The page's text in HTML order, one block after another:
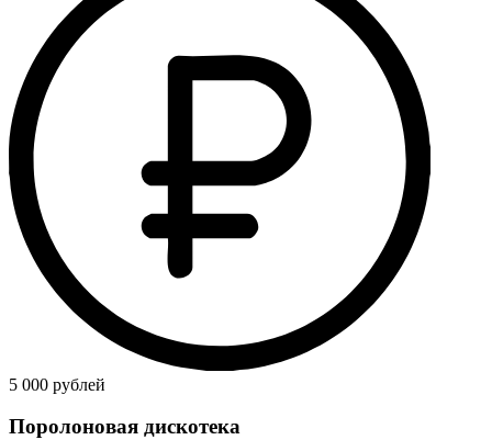
5 000 рублей
Поролоновая дискотека